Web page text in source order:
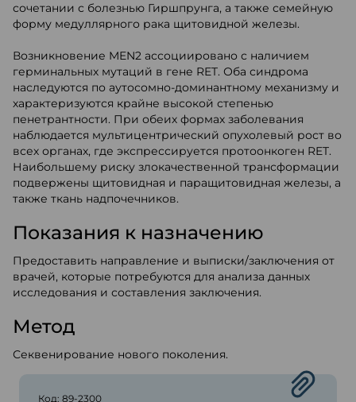
сочетании с болезнью Гиршпрунга, а также семейную
форму медуллярного рака щитовидной железы.
Возникновение MEN2 ассоциировано с наличием
герминальных мутаций в гене RET. Оба синдрома
наследуются по аутосомно-доминантному механизму и
характеризуются крайне высокой степенью
пенетрантности. При обеих формах заболевания
наблюдается мультицентрический опухолевый рост во
всех органах, где экспрессируется протоонкоген RET.
Наибольшему риску злокачественной трансформации
подвержены щитовидная и паращитовидная железы, а
также ткань надпочечников.
Показания к назначению
Предоставить направление и выписки/заключения от
врачей, которые потребуются для анализа данных
исследования и составления заключения.
Метод
Секвенирование нового поколения.
Код: 89-2300